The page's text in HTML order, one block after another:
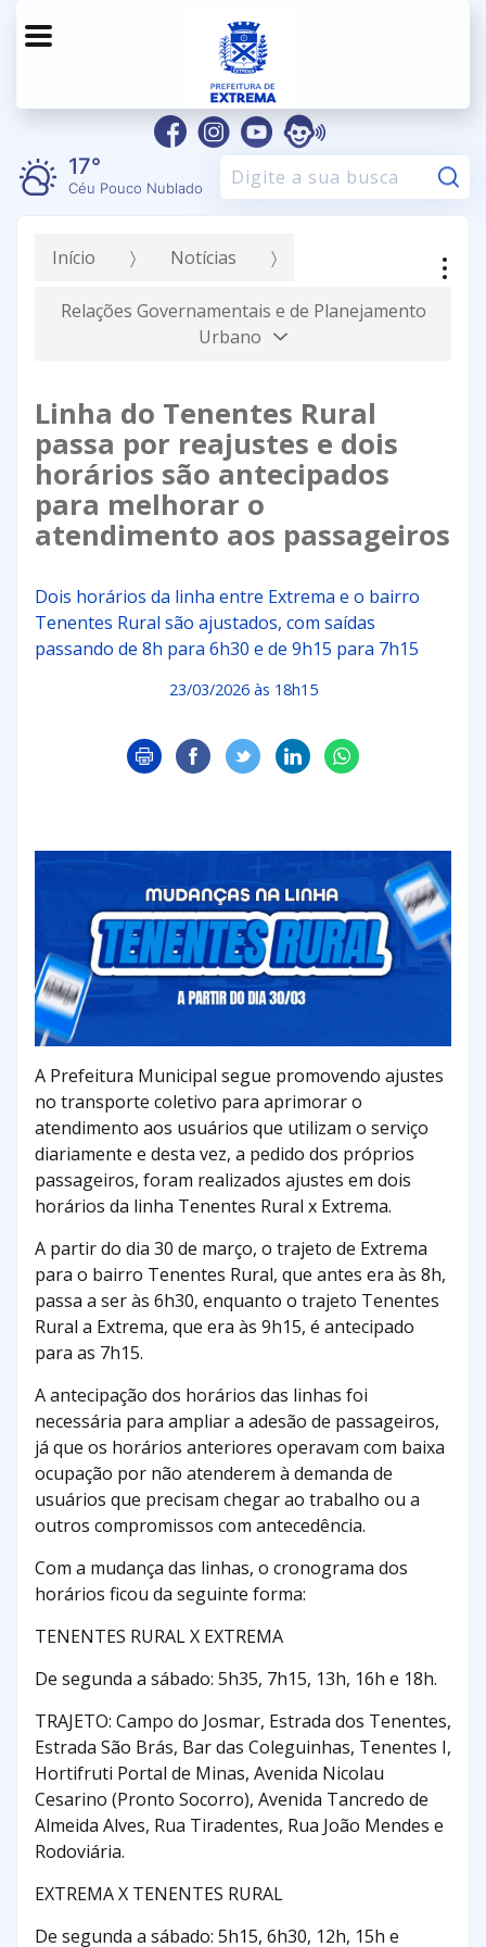
17°
Céu Pouco Nublado
Início Notícias
Relações Governamentais e de Planejamento
Urbano
Linha do Tenentes Rural
passa por reajustes e dois
horários são antecipados
para melhorar o
atendimento aos passageiros
Dois horários da linha entre Extrema e o bairro
Tenentes Rural são ajustados, com saídas
passando de 8h para 6h30 e de 9h15 para 7h15
23/03/2026 às 18h15
A Prefeitura Municipal segue promovendo ajustes
no transporte coletivo para aprimorar o
atendimento aos usuários que utilizam o serviço
diariamente e desta vez, a pedido dos próprios
passageiros, foram realizados ajustes em dois
horários da linha Tenentes Rural x Extrema.
A partir do dia 30 de março, o trajeto de Extrema
para o bairro Tenentes Rural, que antes era às 8h,
passa a ser às 6h30, enquanto o trajeto Tenentes
Rural a Extrema, que era às 9h15, é antecipado
para as 7h15.
A antecipação dos horários das linhas foi
necessária para ampliar a adesão de passageiros,
já que os horários anteriores operavam com baixa
ocupação por não atenderem à demanda de
usuários que precisam chegar ao trabalho ou a
outros compromissos com antecedência.
Com a mudança das linhas, o cronograma dos
horários ficou da seguinte forma:
TENENTES RURAL X EXTREMA
De segunda a sábado: 5h35, 7h15, 13h, 16h e 18h.
TRAJETO: Campo do Josmar, Estrada dos Tenentes,
Estrada São Brás, Bar das Coleguinhas, Tenentes I,
Hortifruti Portal de Minas, Avenida Nicolau
Cesarino (Pronto Socorro), Avenida Tancredo de
Almeida Alves, Rua Tiradentes, Rua João Mendes e
Rodoviária.
EXTREMA X TENENTES RURAL
De segunda a sábado: 5h15, 6h30, 12h, 15h e